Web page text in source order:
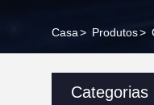
Casa> Produtos>
Categorias